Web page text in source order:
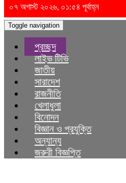
০৭ অগাস্ট ২০২৬, ০১:৫৪ পূর্বাহ্ন
Toggle navigation
প্রচ্ছদ
লাইভ টিভি
জাতীয়
সারাদেশ
রাজনীতি
খেলাধুলা
বিনোদন
বিজ্ঞান ও প্রযুক্তি
অন্যান্য
জরুরী বিজ্ঞপ্তি